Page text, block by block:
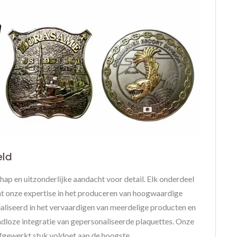
en uitzonderlijke aandacht voor detail. Elk onderdeel
expertise in het produceren van hoogwaardige
in het vervaardigen van meerdelige producten en
integratie van gepersonaliseerde plaquettes. Onze